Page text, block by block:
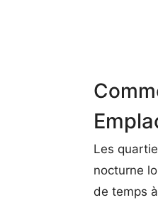
Les
nocturne
de temps